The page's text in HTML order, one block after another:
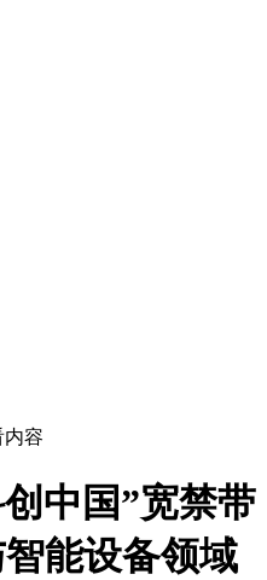
内容
中国”宽禁带
能设备领域